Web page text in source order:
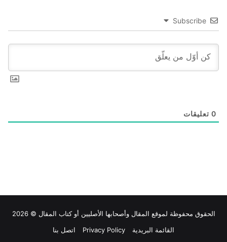
Subscribe
0 تعليقات
الحقوق محفوظة لموقع المقال وأصحابها الأصليين أو كتاب المقال © 2026
القائمة البريدية
Privacy Policy اتصل بنا